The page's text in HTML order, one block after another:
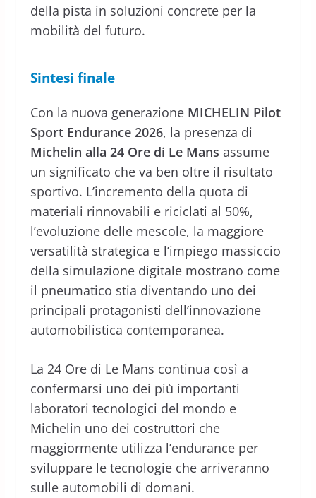
della pista in soluzioni concrete per la
mobilità del futuro.
Sintesi finale
Con la nuova generazione MICHELIN Pilot
Sport Endurance 2026, la presenza di
Michelin alla 24 Ore di Le Mans assume
un significato che va ben oltre il risultato
sportivo. L’incremento della quota di
materiali rinnovabili e riciclati al 50%,
l’evoluzione delle mescole, la maggiore
versatilità strategica e l’impiego massiccio
della simulazione digitale mostrano come
il pneumatico stia diventando uno dei
principali protagonisti dell’innovazione
automobilistica contemporanea.
La 24 Ore di Le Mans continua così a
confermarsi uno dei più importanti
laboratori tecnologici del mondo e
Michelin uno dei costruttori che
maggiormente utilizza l’endurance per
sviluppare le tecnologie che arriveranno
sulle automobili di domani.